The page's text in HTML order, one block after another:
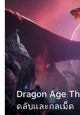
Dragon Age
ดลับและกลเม็ด